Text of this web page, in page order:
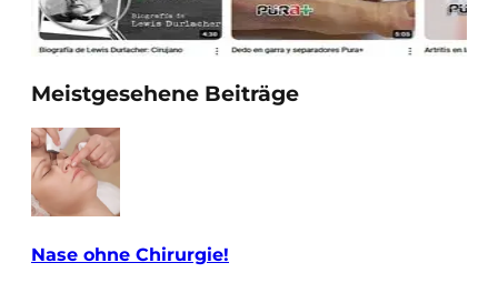
Meistgesehene Beiträge
Nase ohne Chirurgie!